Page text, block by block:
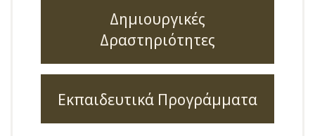
Δημιουργικές
Δραστηριότητες
Εκπαιδευτικά Προγράμματα